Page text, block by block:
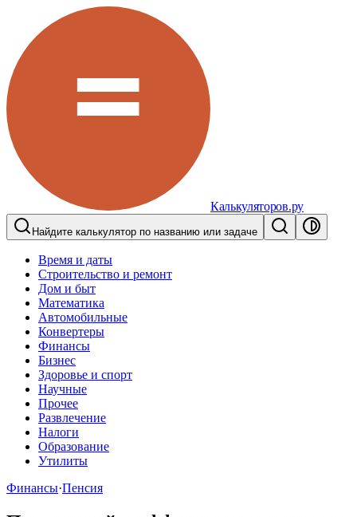
Калькуляторов.ру
Найдите калькулятор по названию или задаче
Время и даты
Строительство и ремонт
Дом и быт
Математика
Автомобильные
Конвертеры
Финансы
Бизнес
Здоровье и спорт
Научные
Прочее
Развлечение
Налоги
Образование
Утилиты
Финансы·Пенсия